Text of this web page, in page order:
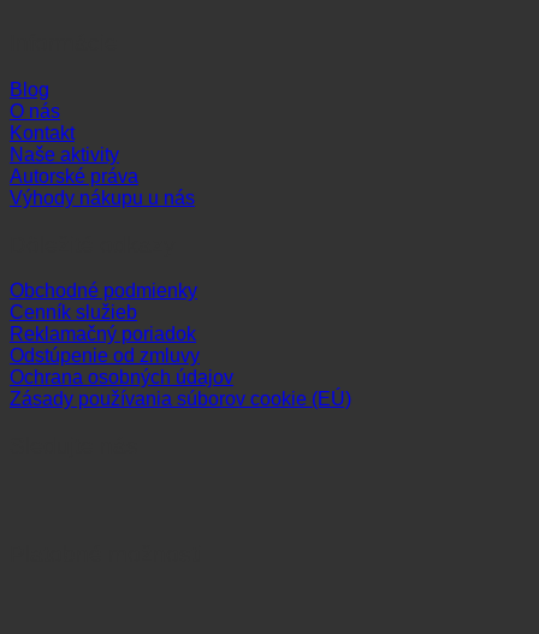
Blog
O nás
Kontakt
Naše aktivity
Autorské práva
Výhody nákupu u nás
Obchodné podmienky
Cenník služieb
Reklamačný poriadok
Odstúpenie od zmluvy
Ochrana osobných údajov
Zásady používania súborov cookie (EÚ)